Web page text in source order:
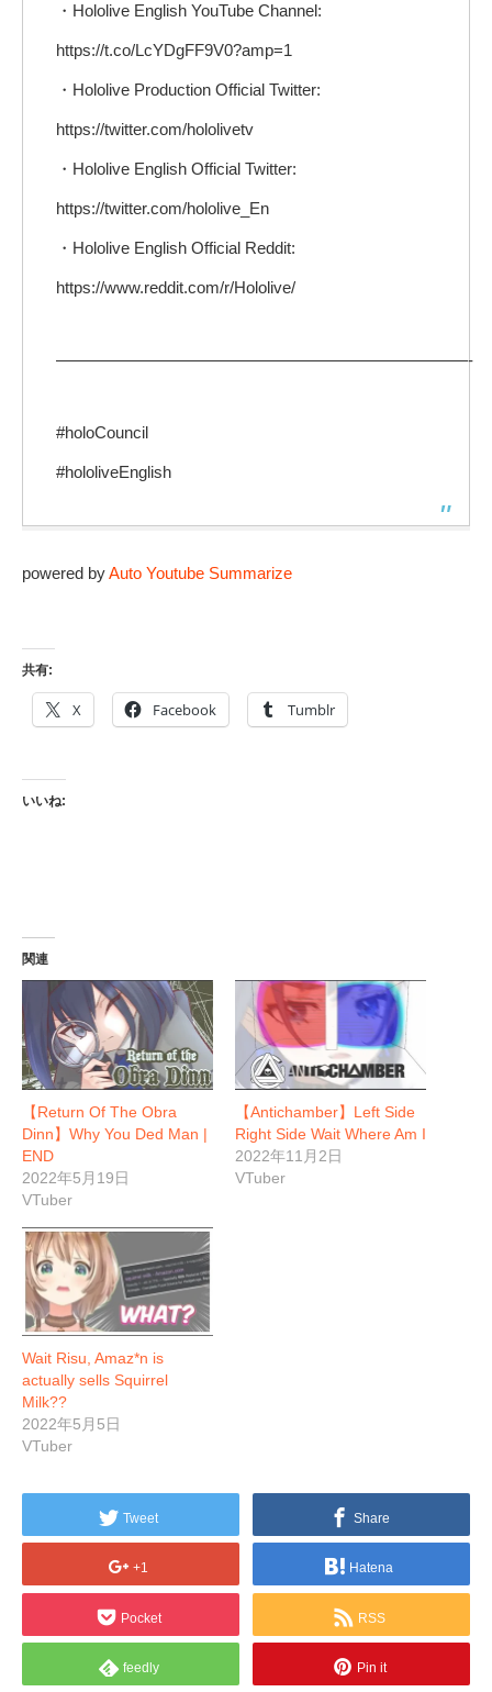
・Hololive English YouTube Channel:
https://t.co/LcYDgFF9V0?amp=1
・Hololive Production Official Twitter:
https://twitter.com/hololivetv
・Hololive English Official Twitter:
https://twitter.com/hololive_En
・Hololive English Official Reddit:
https://www.reddit.com/r/Hololive/
—————————————————————————-
#holoCouncil
#hololiveEnglish
powered byAuto Youtube Summarize
共有:
X Facebook Tumblr
いいね:
関連
【Return Of The Obra
Dinn】Why You Ded Man |
END
2022年5月19日
VTuber
【Antichamber】Left Side
Right Side Wait Where Am I
2022年11月2日
VTuber
Wait Risu, Amaz*n is
actually sells Squirrel
Milk??
2022年5月5日
VTuber
Tweet Share
+1 Hatena
Pocket RSS
feedly Pin it